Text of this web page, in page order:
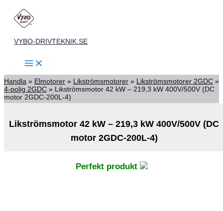
Hoppa
innehåll
VYBO-DRIVTEKNIK.SE
Handla » Elmotorer » Likströmsmotorer » Likströmsmotorer 2GDC »
4-polig 2GDC » Likströmsmotor 42 kW – 219,3 kW 400V/500V (DC
motor 2GDC-200L-4)
Likströmsmotor 42 kW – 219,3 kW 400V/500V (DC
motor 2GDC-200L-4)
Perfekt produkt